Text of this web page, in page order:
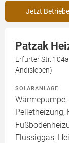
Jetzt
Patzak
Erfurter Str.
Andisleben)
SOLARANLAGE
Pelletheizung,
Flüssiggas,